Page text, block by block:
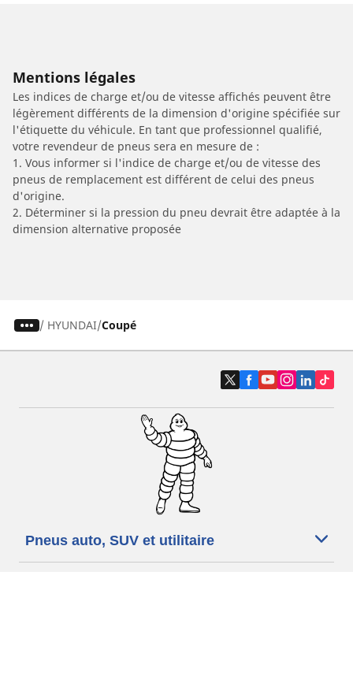
Mentions légales
Les indices de charge et/ou de vitesse affichés peuvent être
légèrement différents de la dimension d'origine spécifiée sur
l'étiquette du véhicule. En tant que professionnel qualifié,
votre revendeur de pneus sera en mesure de :
1. Vous informer si l'indice de charge et/ou de vitesse des
pneus de remplacement est différent de celui des pneus
d'origine.
2. Déterminer si la pression du pneu devrait être adaptée à la
dimension alternative proposée
/ HYUNDAI Coupé
Pneus auto, SUV et utilitaire